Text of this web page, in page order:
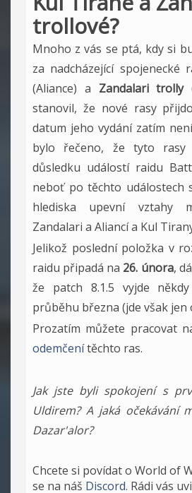
trollové?
Mnoho z vás se ptá, kdy si
za nadcházející spojenecké
(Aliance) a Zandalari trolly
stanovil, že nové rasy
datum jeho vydání zatím
bylo řečeno, že tyto
důsledku událostí raidu
neboť po těchto událostech
hlediska upevní vztahy
Zandalari a Aliancí a Kul
Jelikož poslední položka v
raidu připadá na 26. února,
že patch 8.1.5 vyjde
průběhu března (jde však jen
Prozatím můžete pracovat
odemčenítěchto ras.
Jak jste byli spokojení s
Uldirem? A jaká očekávání
Dazar'alor?
Chcete si povídat o World of
se na náš Discord. Rádi vás